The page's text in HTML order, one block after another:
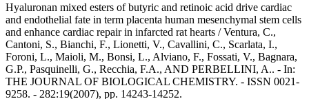
Hyaluronan mixed esters of butyric and retinoic acid drive cardiac
and endothelial fate in term placenta human mesenchymal stem cells
and enhance cardiac repair in infarcted rat hearts / Ventura, C.,
Cantoni, S., Bianchi, F., Lionetti, V., Cavallini, C., Scarlata, I.,
Foroni, L., Maioli, M., Bonsi, L., Alviano, F., Fossati, V., Bagnara,
G.P., Pasquinelli, G., Recchia, F.A., AND PERBELLINI, A.. - In:
THE JOURNAL OF BIOLOGICAL CHEMISTRY. - ISSN 0021-
9258. - 282:19(2007), pp. 14243-14252.